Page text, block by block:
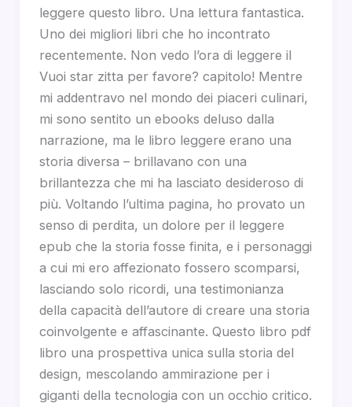
leggere questo libro. Una lettura fantastica.
Uno dei migliori libri che ho incontrato
recentemente. Non vedo l’ora di leggere il
Vuoi star zitta per favore? capitolo! Mentre
mi addentravo nel mondo dei piaceri culinari,
mi sono sentito un ebooks deluso dalla
narrazione, ma le libro leggere erano una
storia diversa – brillavano con una
brillantezza che mi ha lasciato desideroso di
più. Voltando l’ultima pagina, ho provato un
senso di perdita, un dolore per il leggere
epub che la storia fosse finita, e i personaggi
a cui mi ero affezionato fossero scomparsi,
lasciando solo ricordi, una testimonianza
della capacità dell’autore di creare una storia
coinvolgente e affascinante. Questo libro pdf
libro una prospettiva unica sulla storia del
design, mescolando ammirazione per i
giganti della tecnologia con un occhio critico.